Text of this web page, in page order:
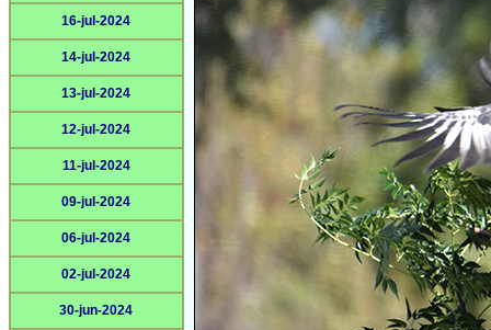
16-jul-2024
14-jul-2024
13-jul-2024
12-jul-2024
11-jul-2024
09-jul-2024
06-jul-2024
02-jul-2024
30-jun-2024